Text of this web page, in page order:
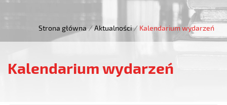
Strona główna / Aktualności / Kalendarium wydarzeń
Kalendarium wydarzeń